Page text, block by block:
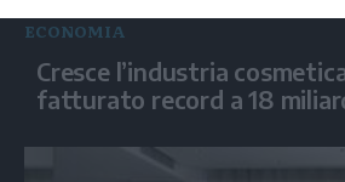
ECONOMIA
Cresce l’industria
fatturato record a 18